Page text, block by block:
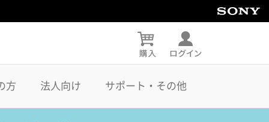
方 法人向け サポート・その他